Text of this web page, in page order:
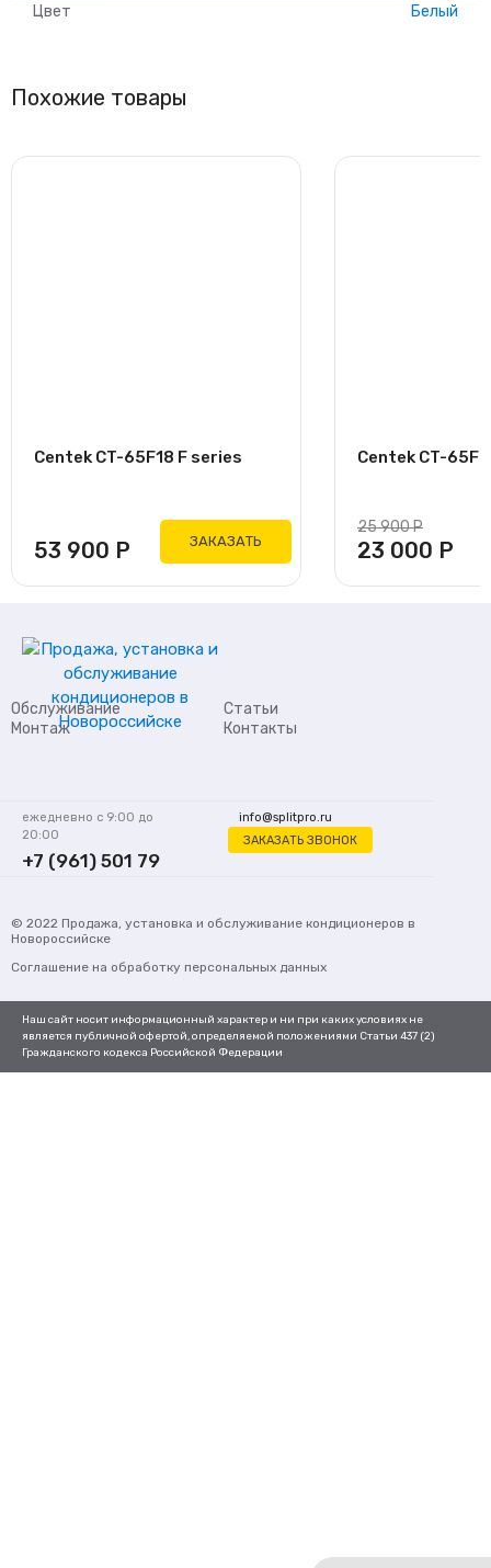
Цвет
Белый
Похожие товары
Centek CT-65F18 F series
53 900 Р ЗАКАЗАТЬ
Centek CT-
25 900Р
23 000 Р
Обслуживание
Монтаж
Статьи
Контакты
info@splitpro.ru
ЗАКАЗАТЬ ЗВОНОК
ежедневно с 9:00 до
20:00
+7 (961) 501 79
© 2022 Продажа, установка и обслуживание кондиционеров в
Новороссийске
Соглашение на обработку персональных данных
Наш сайт носит информационный характер и ни при каких условиях не
является публичной офертой, определяемой положениями Статьи 437 (2)
Гражданского кодекса Российской Федерации